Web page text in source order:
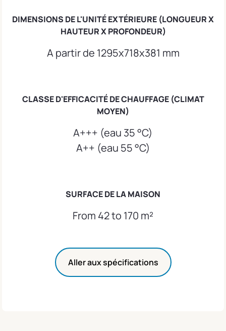
DIMENSIONS DE L'UNITÉ EXTÉRIEURE (LONGUEUR X
HAUTEUR X PROFONDEUR)
A partir de 1295x718x381 mm
CLASSE D'EFFICACITÉ DE CHAUFFAGE (CLIMAT
MOYEN)
A+++ (eau 35 °C)
A++ (eau 55 °C)
SURFACE DE LA MAISON
From 42 to 170 m²
Aller aux spécifications